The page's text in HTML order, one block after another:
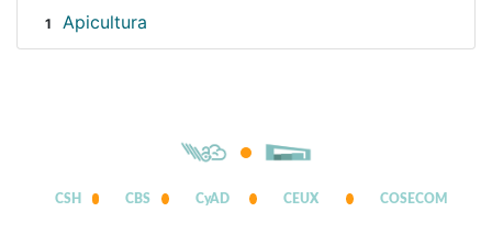
1 Apicultura
CSH CBS CyAD CEUX COSECOM